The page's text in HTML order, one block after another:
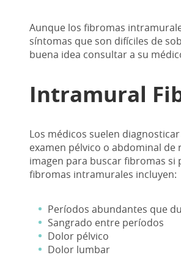
Aunque los fibromas
síntomas que son difíciles de
buena idea consultar a su
Intramural
Los médicos suelen
examen pélvico o abdominal
imagen para buscar fibromas si
fibromas intramurales incluyen:
Períodos abundantes que
Sangrado entre períodos
Dolor pélvico
Dolor lumbar